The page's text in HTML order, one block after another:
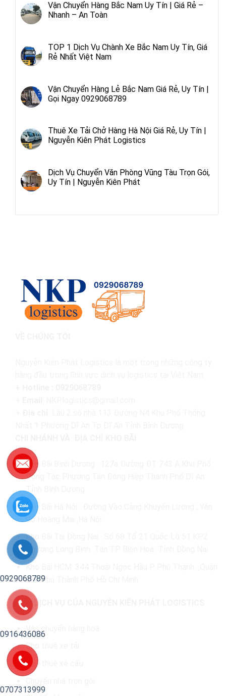
Vận Chuyển Hàng Bắc Nam Uy Tín | Giá Rẻ –
Nhanh – An Toàn
TOP 1 Dịch Vụ Chành Xe Bắc Nam Uy Tín, Giá
Rẻ Nhất Việt Nam
Vận Chuyển Hàng Lẻ Bắc Nam Giá Rẻ, Uy Tín |
Gọi Ngay 0929068789
Thuê Xe Tải Chở Hàng Hà Nội Giá Rẻ, Uy Tín |
Nguyễn Kiên Phát Logistics
Dịch Vụ Chuyển Văn Phòng Vũng Tàu Trọn Gói,
Uy Tín | Nguyễn Kiên Phát
Kho Bãi Bình Dương : 127a Đường ĐT 743 A Khu Phố
Đông Tác Phường Tân Đông Hiệp Thành Phố Dĩ An
Tỉnh Bình Dương
Kho Bãi Hà Nội : Đường Vào Cảng Khuyến Lương , Yên
Sở Hoàng Mai ,Hà Nội
Kho Bãi Tại Đồng Nai : Số 68 Tổ 21 Quốc Lộ 51 KP2
Phường Long Bình Tân TP Biên Hoà Tỉnh Đồng Nai
Kho Bãi HCM: 344 Thoại Ngọc Hầu P. Phú Thạnh ,Quận
Tân Phú Thành Phố Hồ Chí Minh
CÁC DỊCH VỤ CỦA NGUYỄN KIÊN PHÁT LOGISTICS
Vận chuyển hàng hoá
Cho thuê xe tải
Cho thuê xe cẩu
0929068789
0916436086
0707313999